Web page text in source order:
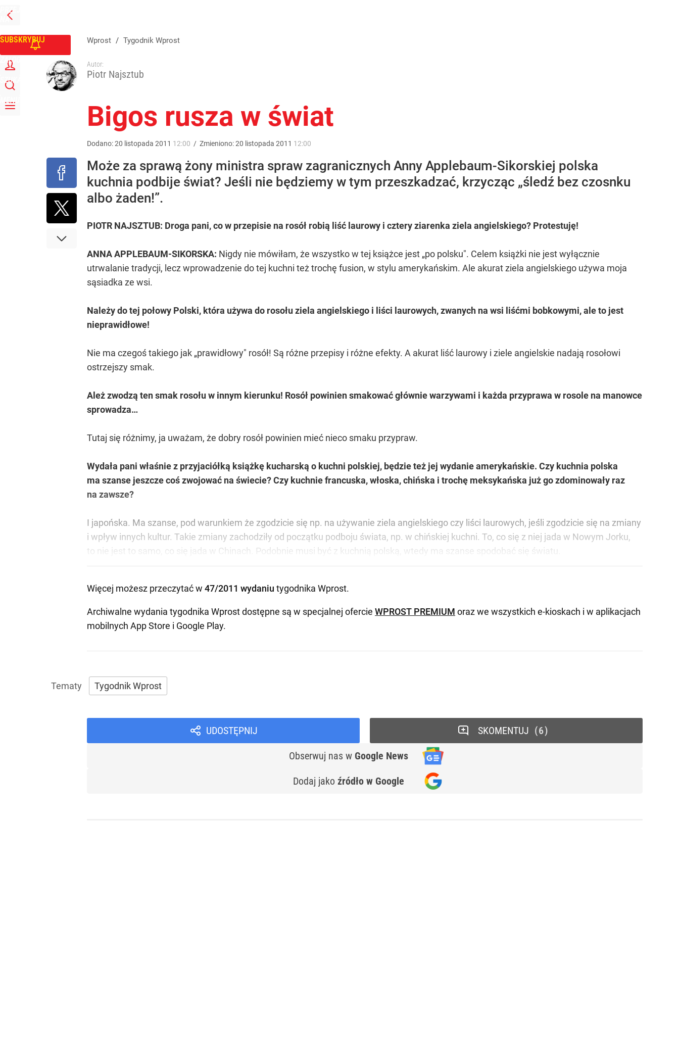
PRZEJDŹ
NA
GŁÓWNĄ
SUBSKRYBUJ
ZALOGUJ
SZUKAJ
MENU
Wprost / Tygodnik Wprost
Autor:
Piotr Najsztub
Bigos rusza w świat
Dodano:20 listopada 2011 12:00 / Zmieniono:20 listopada 2011 12:00
Może za sprawą żony ministra spraw zagranicznych Anny Applebaum-Sikorskiej polska
kuchnia podbije świat? Jeśli nie będziemy w tym przeszkadzać, krzycząc „śledź bez czosnku
albo żaden!”.
PIOTR NAJSZTUB: Droga pani, co w przepisie na rosół robią liść laurowy i cztery ziarenka ziela angielskiego? Protestuję!
ANNA APPLEBAUM-SIKORSKA: Nigdy nie mówiłam, że wszystko w tej książce jest „po polsku". Celem książki nie jest wyłącznie
utrwalanie tradycji, lecz wprowadzenie do tej kuchni też trochę fusion, w stylu amerykańskim. Ale akurat ziela angielskiego używa moja
sąsiadka ze wsi.
Należy do tej połowy Polski, która używa do rosołu ziela angielskiego i liści laurowych, zwanych na wsi liśćmi bobkowymi, ale to jest
nieprawidłowe!
Nie ma czegoś takiego jak „prawidłowy" rosół! Są różne przepisy i różne efekty. A akurat liść laurowy i ziele angielskie nadają rosołowi
ostrzejszy smak.
Ależ zwodzą ten smak rosołu w innym kierunku! Rosół powinien smakować głównie warzywami i każda przyprawa w rosole na manowce
sprowadza…
Tutaj się różnimy, ja uważam, że dobry rosół powinien mieć nieco smaku przypraw.
Wydała pani właśnie z przyjaciółką książkę kucharską o kuchni polskiej, będzie też jej wydanie amerykańskie. Czy kuchnia polska
ma szanse jeszcze coś zwojować na świecie? Czy kuchnie francuska, włoska, chińska i trochę meksykańska już go zdominowały raz
na zawsze?
I japońska. Ma szanse, pod warunkiem że zgodzicie się np. na używanie ziela angielskiego czy liści laurowych, jeśli zgodzicie się na zmiany
i wpływ innych kultur. Takie zmiany zachodziły od początku podboju świata, np. w chińskiej kuchni. To, co się z niej jada w Nowym Jorku,
to nie jest to samo, co się jada w Chinach. Podobnie musi być z kuchnią polską, wtedy ma szanse spodobać się światu.
Więcej możesz przeczytać w 47/2011 wydaniu tygodnika Wprost.
Archiwalne wydania tygodnika Wprost dostępne są w specjalnej ofercie WPROST PREMIUM oraz we wszystkich e-kioskach i w aplikacjach
mobilnych App Store i Google Play.
Tygodnik Wprost
UDOSTĘPNIJ
Obserwuj nas w Google News
Dodaj jako źródło w Google
SKOMENTUJ 6